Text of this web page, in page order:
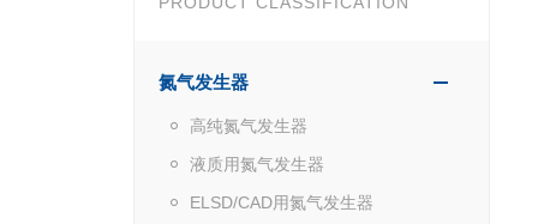
氮气发生器
高纯氮气发生器
液质用氮气发生器
ELSD/CAD用氮气发生器